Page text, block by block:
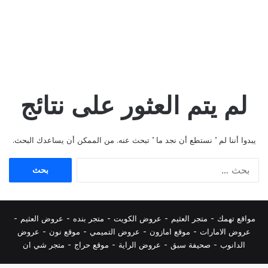
لم يتم العثور على نتائج
يبدوا أننا لم ’ نستطع أن نجد ما ’ تبحث عنه. من الممكن أن يساعدك البحث.
مواقع تهمك - متجر العثيم - عروض الكويت - متجر بنده - عروض العثيم -
عروض الامارات - موقع امازون - عروض التميمي - موقع نون - عروض
الدانوب - صحيفة سبق - عروض الراية - موقع حراج - متجر شي ان